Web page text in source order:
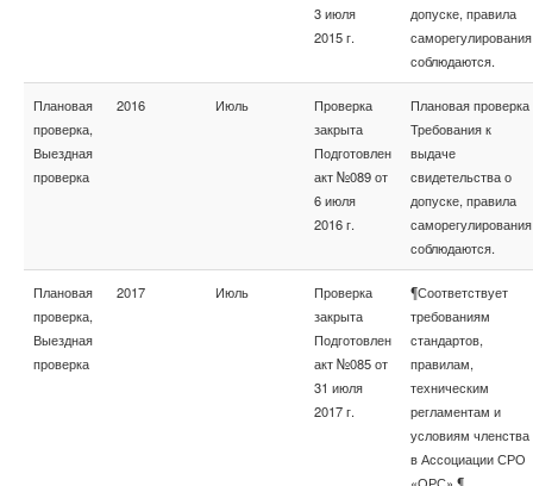
3 июля
2015 г.
допуске, правила
саморегулирования
соблюдаются.
Плановая
проверка,
Выездная
проверка
2016 Июль
Проверка
закрыта
Подготовлен
акт №089 от
6 июля
2016 г.
Плановая проверка
Требования к
выдаче
свидетельства о
допуске, правила
саморегулирования
соблюдаются.
Плановая
проверка,
Выездная
проверка
2017 Июль
Проверка
закрыта
Подготовлен
акт №085 от
31 июля
2017 г.
¶Соответствует
требованиям
стандартов,
правилам,
техническим
регламентам и
условиям членства
в Ассоциации СРО